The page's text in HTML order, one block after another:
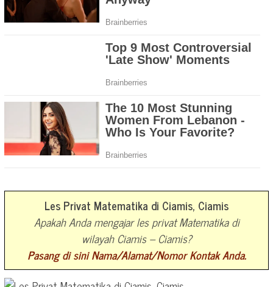
Les Privat Matematika di Ciamis, Ciamis
Apakah Anda mengajar les privat Matematika di
wilayah Ciamis – Ciamis?
Pasang di sini Nama/Alamat/Nomor Kontak Anda.